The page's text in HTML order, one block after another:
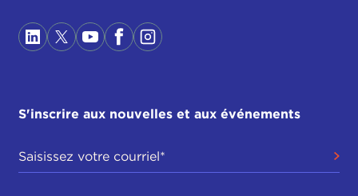
S'inscrire aux nouvelles et aux événements